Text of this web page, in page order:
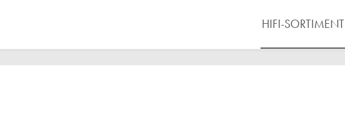
HIFI-SORTIMENT